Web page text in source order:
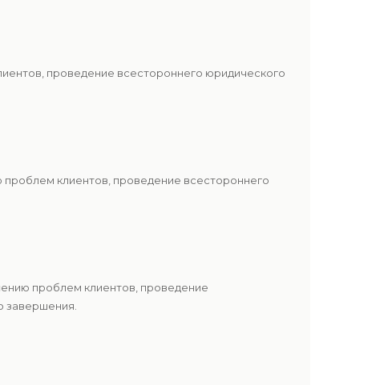
проведение всестороннего юридического
клиентов, проведение всестороннего
проблем клиентов, проведение
завершения.